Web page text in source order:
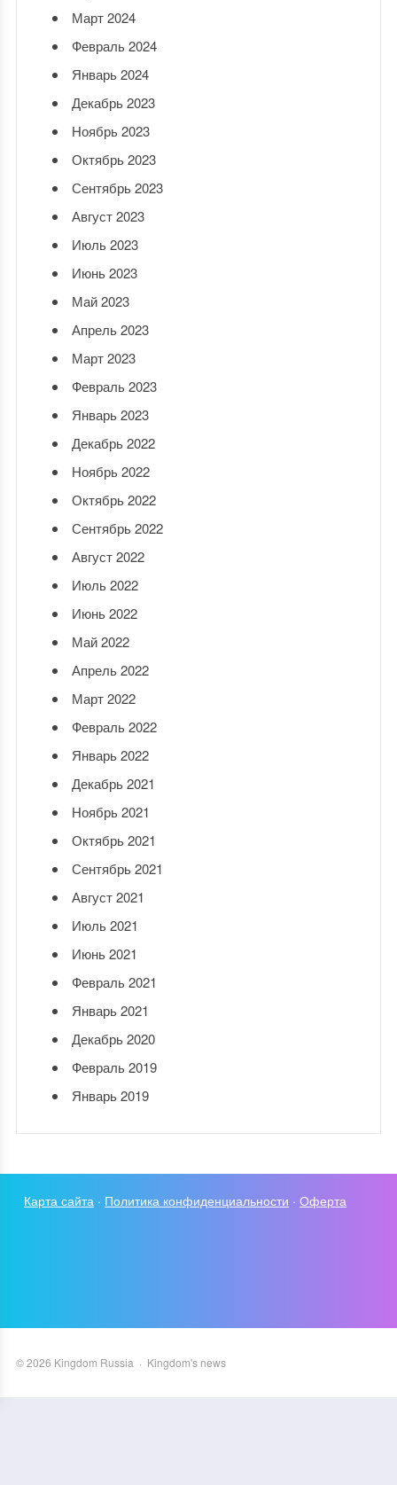
Март 2024
Февраль 2024
Январь 2024
Декабрь 2023
Ноябрь 2023
Октябрь 2023
Сентябрь 2023
Август 2023
Июль 2023
Июнь 2023
Май 2023
Апрель 2023
Март 2023
Февраль 2023
Январь 2023
Декабрь 2022
Ноябрь 2022
Октябрь 2022
Сентябрь 2022
Август 2022
Июль 2022
Июнь 2022
Май 2022
Апрель 2022
Март 2022
Февраль 2022
Январь 2022
Декабрь 2021
Ноябрь 2021
Октябрь 2021
Сентябрь 2021
Август 2021
Июль 2021
Июнь 2021
Февраль 2021
Январь 2021
Декабрь 2020
Февраль 2019
Январь 2019
Карта сайта · Политика конфиденциальности ·Оферта
©2026 Kingdom Russia · Kingdom's news